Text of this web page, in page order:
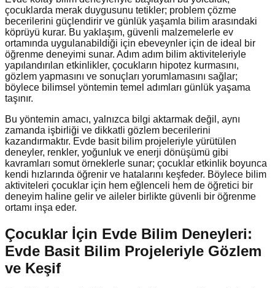
çocuklarda merak duygusunu tetikler; problem çözme
becerilerini güçlendirir ve günlük yaşamla bilim arasındaki
köprüyü kurar. Bu yaklaşım, güvenli malzemelerle ev
ortamında uygulanabildiği için ebeveynler için de ideal bir
öğrenme deneyimi sunar. Adım adım bilim aktiviteleriyle
yapılandırılan etkinlikler, çocukların hipotez kurmasını,
gözlem yapmasını ve sonuçları yorumlamasını sağlar;
böylece bilimsel yöntemin temel adımları günlük yaşama
taşınır.
Bu yöntemin amacı, yalnızca bilgi aktarmak değil, aynı
zamanda işbirliği ve dikkatli gözlem becerilerini
kazandırmaktır. Evde basit bilim projeleriyle yürütülen
deneyler, renkler, yoğunluk ve enerji dönüşümü gibi
kavramları somut örneklerle sunar; çocuklar etkinlik boyunca
kendi hızlarında öğrenir ve hatalarını keşfeder. Böylece bilim
aktiviteleri çocuklar için hem eğlenceli hem de öğretici bir
deneyim haline gelir ve aileler birlikte güvenli bir öğrenme
ortamı inşa eder.
Çocuklar İçin Evde Bilim Deneyleri:
Evde Basit Bilim Projeleriyle Gözlem
ve Keşif